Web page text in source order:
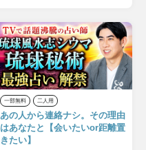
一部無料 二人用
あの人から連絡ナシ。その理由
はあなたと【会いたいor距離置
きたい】